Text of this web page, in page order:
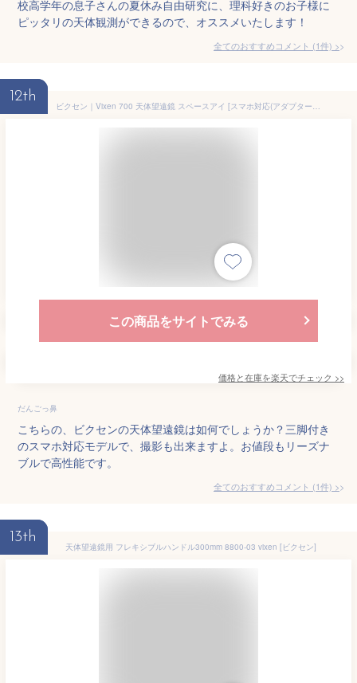
校高学年の息子さんの夏休み自由研究に、理科好きのお子様に
ピッタリの天体観測ができるので、オススメいたします！
全てのおすすめコメント (1件) >
12th
ビクセン｜Vixen 700 天体望遠鏡 スペースアイ [スマホ対応(アダプター別売)][スペースアイ700]
この商品をサイトでみる
価格と在庫を楽天でチェック >>
だんごっ鼻
こちらの、ビクセンの天体望遠鏡は如何でしょうか？三脚付き
のスマホ対応モデルで、撮影も出来ますよ。お値段もリーズナ
ブルで高性能です。
全てのおすすめコメント (1件) >
13th
天体望遠鏡用 フレキシブルハンドル300mm 8800-03 vixen [ビクセン]